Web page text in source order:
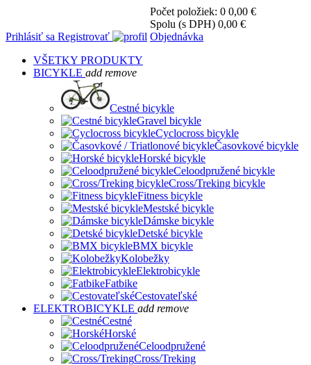
Prihlásiť sa Registrovať
Počet položiek: 0 0,00 €
Spolu (s DPH) 0,00 €
Objednávka
VŠETKY PRODUKTY
BICYKLE add remove
Cestné bicykle
Gravel bicykle
Cyclocross bicykle
Časovkové bicykle
Horské bicykle
Celoodpružené bicykle
Cross/Treking bicykle
Fitness bicykle
Mestské bicykle
Dámske bicykle
Detské bicykle
BMX bicykle
Kolobežky
Elektrobicykle
Fatbike
Cestovateľské
ELEKTROBICYKLE add remove
Cestné
Horské
Celoodpružené
Cross/Treking